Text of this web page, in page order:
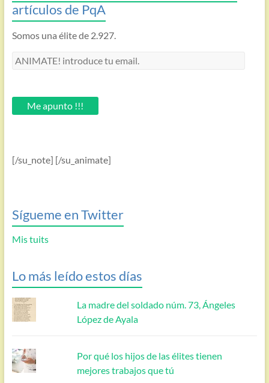
artículos de PqA
Somos una élite de 2.927.
ANIMATE!
email.Me apunto !!!
[/su_note] [/su_animate]
Sígueme en Twitter
Mis tuits
Lo más leído estos días
La madre del soldado núm. 73, Ángeles
López de Ayala
Por qué los hijos de las élites tienen
mejores trabajos que tú